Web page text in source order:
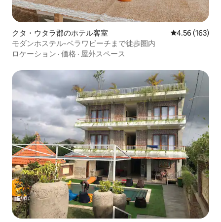
クタ・ウタラ郡のホテル客室 レビュー163
4.56 (163)
モダンホステル-ベラワビーチまで徒歩圏内
ロケーション · 価格 · 屋外スペース